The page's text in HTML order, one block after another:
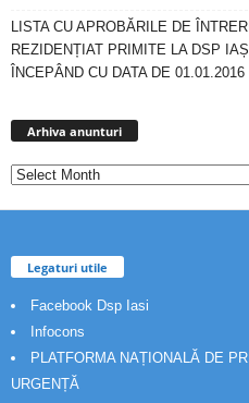
LISTA CU APROBĂRILE DE
REZIDENȚIAT PRIMITE LA DSP
ÎNCEPÂND CU DATA DE 01.01.2016
Arhiva anunturi
Legaturi utile
Facebook Dsp Iasi
Infocons
PLATFORMA NAȚIONALĂ DE
URGENȚĂ